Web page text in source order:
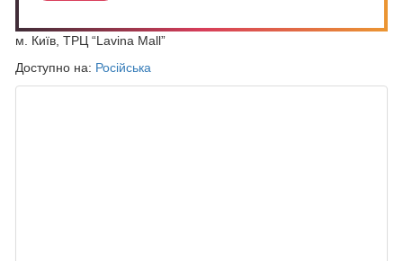
м. Київ, ТРЦ “Lavina Mall”
Доступно на: Російська